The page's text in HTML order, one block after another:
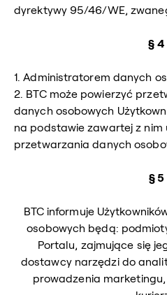
dyrektywy 95/46/WE,
§ 4
1. Administratorem danych
2. BTC może powierzyć
danych osobowych
na podstawie zawartej z nim
przetwarzania danych
§ 5
BTC informuje
osobowych będą:
Portalu, zajmujące się
dostawcy narzędzi do
prowadzenia